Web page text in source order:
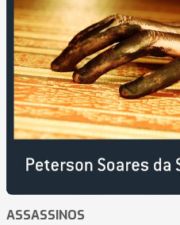
ASSASSINOS